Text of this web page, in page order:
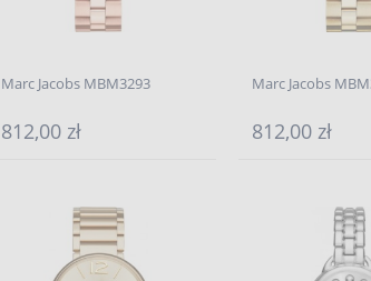
Marc Jacobs MBM3293
812,00 zł
Marc Jacobs
812,00 zł